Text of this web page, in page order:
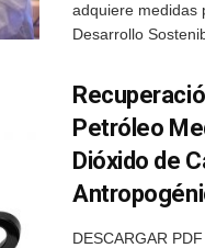
adquiere medidas
Desarrollo
Petróleo
Dióxido de
DESCARGAR